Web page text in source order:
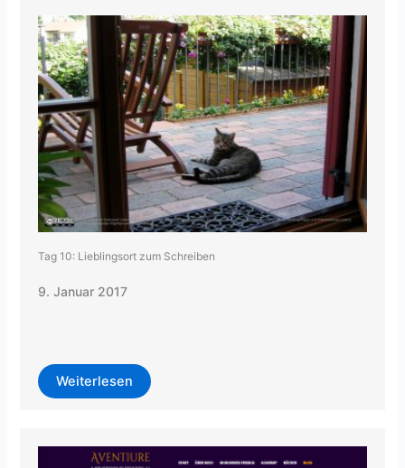
Tag 10: Lieblingsort zum Schreiben
9. Januar 2017
Weiterlesen